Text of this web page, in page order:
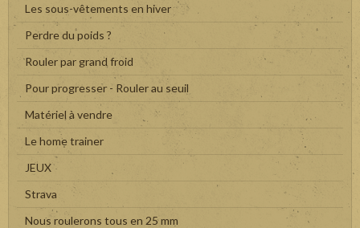
Les sous-vêtements en hiver
Perdre du poids ?
Rouler par grand froid
Pour progresser - Rouler au seuil
Matériel à vendre
Le home trainer
JEUX
Strava
Nous roulerons tous en 25 mm